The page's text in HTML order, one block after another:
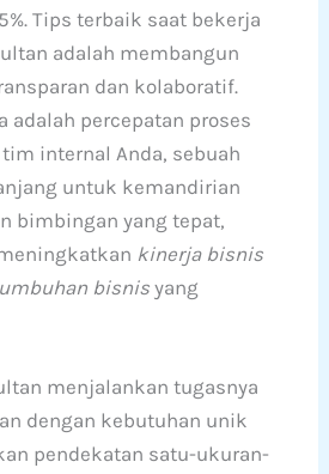
Tips terbaik saat bekerja
adalah membangun
dan kolaboratif.
adalah percepatan proses
internal Anda, sebuah
untuk kemandirian
bimbingan yang tepat,
kinerja bisnis
bisnis yang
menjalankan tugasnya
dengan kebutuhan unik
pendekatan satu-ukuran-